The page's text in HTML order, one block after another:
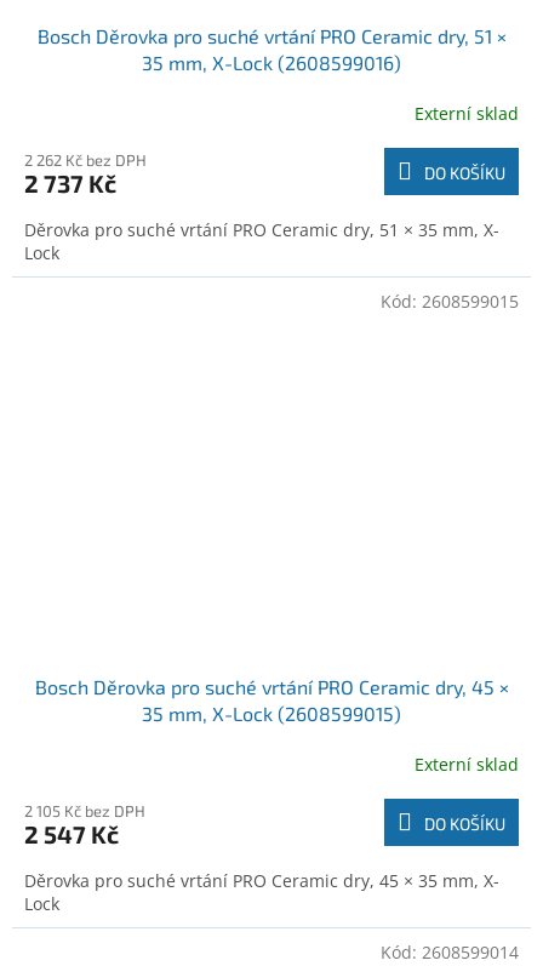
Bosch Děrovka pro suché vrtání PRO Ceramic dry, 51 ×
35 mm, X-Lock (2608599016)
Externí sklad
2 262 Kč bez DPH
2 737 Kč DO KOŠÍKU
Děrovka pro suché vrtání PRO Ceramic dry, 51 × 35 mm, X-
Lock
Bosch Děrovka pro suché vrtání PRO Ceramic dry, 45 ×
35 mm, X-Lock (2608599015)
Externí sklad
2 105 Kč bez DPH
2 547 Kč DO KOŠÍKU
Děrovka pro suché vrtání PRO Ceramic dry, 45 × 35 mm, X-
Lock
Kód: 2608599015
Kód: 2608599014